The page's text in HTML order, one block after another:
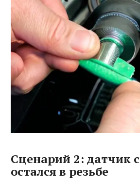
Сценарий 2: датчик
остался в резьбе